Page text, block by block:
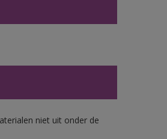
niet uit onder de